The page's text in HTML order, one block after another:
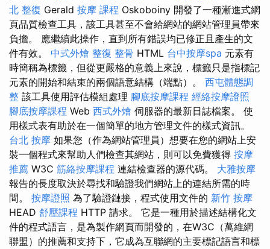
北 整復 Gerald 按摩 課程 Oskoboiny 開發了一種漸進式網
頁品質檢查工具，該工具甚至不會給網站的網站管理員帶來
負擔。 應繼續此操作，直到所有錯誤均已修正且產生的文
件有效。 中式外燴 整復 整骨 HTML 台中按摩spa 元素有
時簡稱為標籤，但從更嚴格的意義上來說，標籤只是指標記
元素的開始和結束的兩個語意結構（端點）。 西屯體態調
整 該工具使用評估模組處理 腳底按摩課程 經絡按摩證照
腳底按摩課程 Web 西式外燴 伺服器的最新日誌檔案。 使
用樣式表有助於在一個簡單的地方管理文件的樣式資訊。
台北 按摩 如果您（作為網站管理員）想要在您的網站上安
裝一個程式來幫助人們檢查其網站，則可以免費獲得 按摩
推薦 W3C 筋絡按摩課程 連結檢查器的源代碼。 大雅按摩
報告的長度取決於尋找和驗證我們網站上的連結所需的時
間。 按摩證照 為了驗證鏈接，程式使用文件的 新竹 按摩
HEAD 舒壓課程 HTTP 請求。 它是一種用於描述結構化文
件的程式語言，是為製作網頁而開發的，在W3C（萬維網
聯盟）的推薦和支持下，它成為互聯網的主要標記語言和標